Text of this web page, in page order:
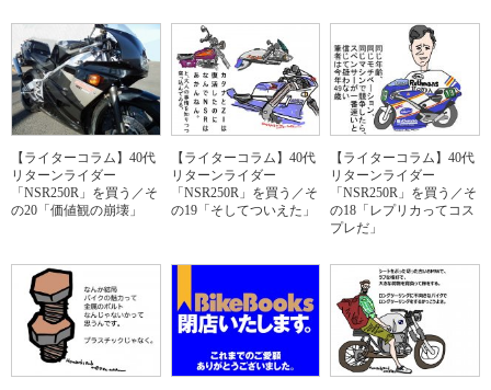
【ライターコラム】40代
リターンライダー
「NSR250R」を買う／そ
の20「価値観の崩壊」
【ライターコラム】40代
リターンライダー
「NSR250R」を買う／そ
の19「そしてついえた」
【ライターコラム】40代
リターンライダー
「NSR250R」を買う／そ
の18「レプリカってコス
プレだ」